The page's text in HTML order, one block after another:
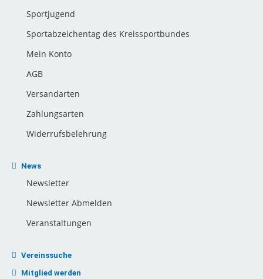
Sportjugend
Sportabzeichentag des Kreissportbundes
Mein Konto
AGB
Versandarten
Zahlungsarten
Widerrufsbelehrung
News
Newsletter
Newsletter Abmelden
Veranstaltungen
Vereinssuche
Mitglied werden